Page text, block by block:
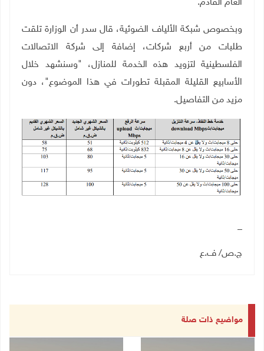
العام القادم".
وبخصوص شبكة الألياف الضوئية، قال سدر أن الوزارة تلقت
طلبات من أربع شركات، إضافة إلى شركة الاتصالات
الفلسطينية لتزويد هذه الخدمة للمنازل، "وسنشهد خلال
الأسابيع القليلة المقبلة تطورات في هذا الموضوع"، دون
مزيد من التفاصيل.
_
ج.ص/ ف.ع
مواضيع ذات صلة